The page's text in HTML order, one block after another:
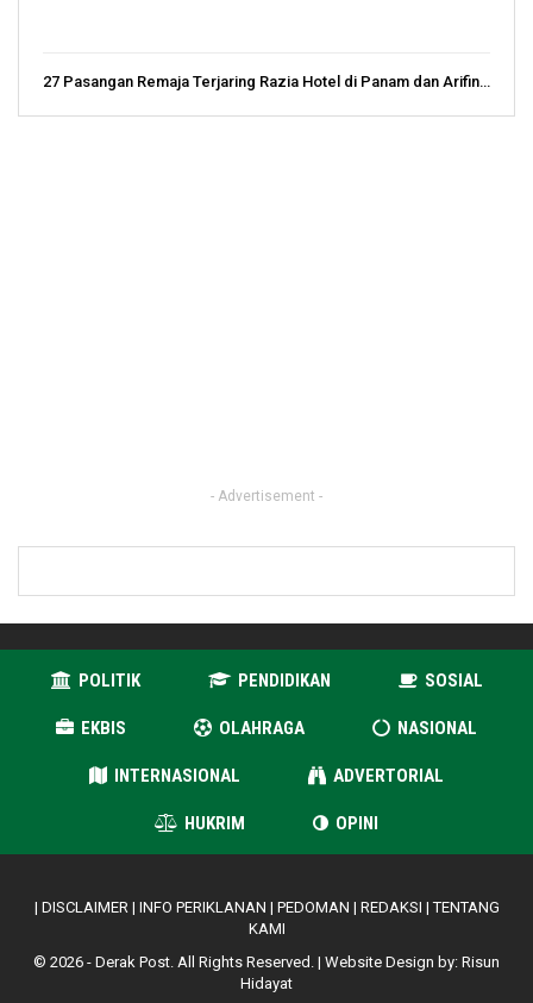
27 Pasangan Remaja Terjaring Razia Hotel di Panam dan Arifin…
- Advertisement -
POLITIK PENDIDIKAN SOSIAL
EKBIS OLAHRAGA NASIONAL
INTERNASIONAL ADVERTORIAL
HUKRIM OPINI
| DISCLAIMER | INFO PERIKLANAN | PEDOMAN | REDAKSI |TENTANG
KAMI
© 2026 - Derak Post. All Rights Reserved. | Website Design by: Risun
Hidayat